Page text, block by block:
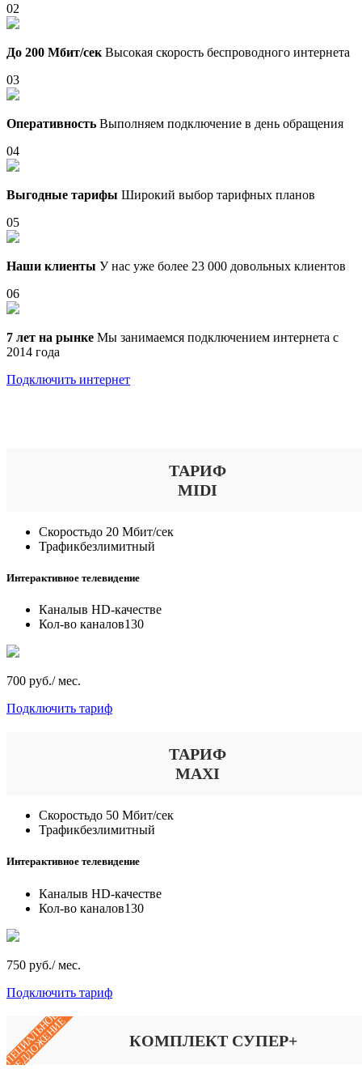
02
До 200 Мбит/сек Высокая скорость беспроводного интернета
03
Оперативность Выполняем подключение в день обращения
04
Выгодные тарифы Широкий выбор тарифных планов
05
Наши клиенты У нас уже более 23 000 довольных клиентов
06
7 лет на рынке Мы занимаемся подключением интернета с
2014 года
Подключить интернет
ТАРИФ
MIDI
Скоростьдо 20 Мбит/сек
Трафикбезлимитный
Интерактивное телевидение
Каналыв HD-качестве
Кол-во каналов130
700 руб./ мес.
Подключить тариф
ТАРИФ
MAXI
Скоростьдо 50 Мбит/сек
Трафикбезлимитный
Интерактивное телевидение
Каналыв HD-качестве
Кол-во каналов130
750 руб./ мес.
Подключить тариф
ПРЕДЛОЖЕНИЕ КОМПЛЕКТ СУПЕР+